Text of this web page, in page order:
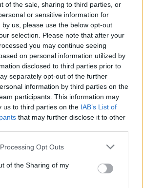
of the sale, sharing to third parties, or
or sensitive information for
us, please use the below opt-out
selection. Please note that after your
you may continue seeing
on personal information utilized by
disclosed to third parties prior to
separately opt-out of the further
information by third parties on the
participants. This information may
us to third parties on the IAB’s List of
that may further disclose it to other
Opt Outs
of the Sharing of my
Kongresszusi Központ
Virág Judit Galéria
Nemes Zsófia
Terem Galéria Kft.
Budapest, Falk Miksa u. 30
36-1-312-2071, 269-4681 269-4681
http://www.viragjuditgaleria.hu
kvalitású 19. és 20. századi magyar
aukciók évente 3 alkalommal.